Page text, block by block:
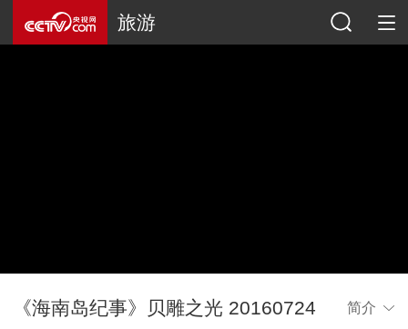
旅游
《海南岛纪事》贝雕之光 20160724 简介